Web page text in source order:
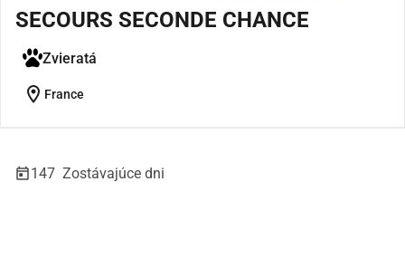
SECOURS SECONDE CHANCE
Zvieratá
location_on France
147 Zostávajúce dni